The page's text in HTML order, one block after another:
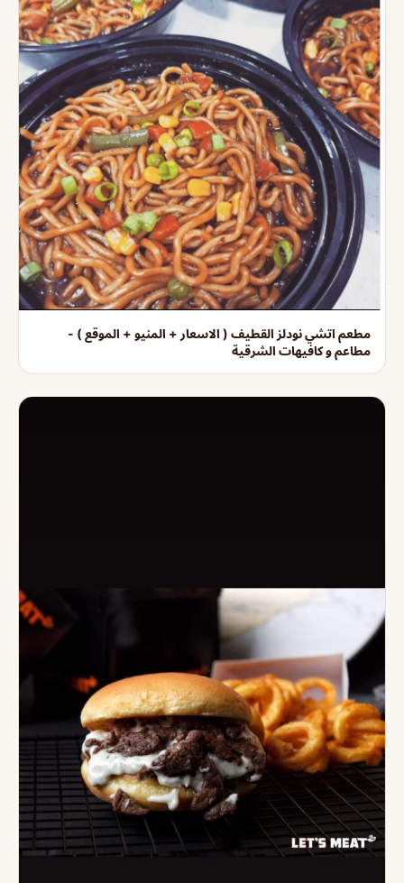
مطعم اتشي نودلز القطيف ( الاسعار + المنيو + الموقع ) -
مطاعم و كافيهات الشرقية